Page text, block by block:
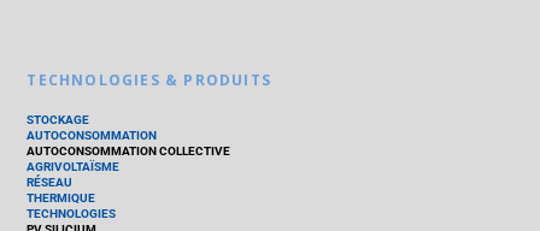
TECHNOLOGIES & PRODUITS
STOCKAGE
AUTOCONSOMMATION
AUTOCONSOMMATION COLLECTIVE
AGRIVOLTAÏSME
RÉSEAU
THERMIQUE
TECHNOLOGIES